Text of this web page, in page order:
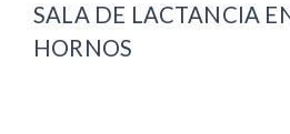
SALA DE LACTANCIA
HORNOS